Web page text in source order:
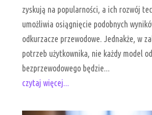
zyskują na popularności, a ich rozwój
umożliwia osiągnięcie podobnych
odkurzacze przewodowe. Jednakże, w
potrzeb użytkownika, nie każdy model
bezprzewodowego będzie...
czytaj więcej...